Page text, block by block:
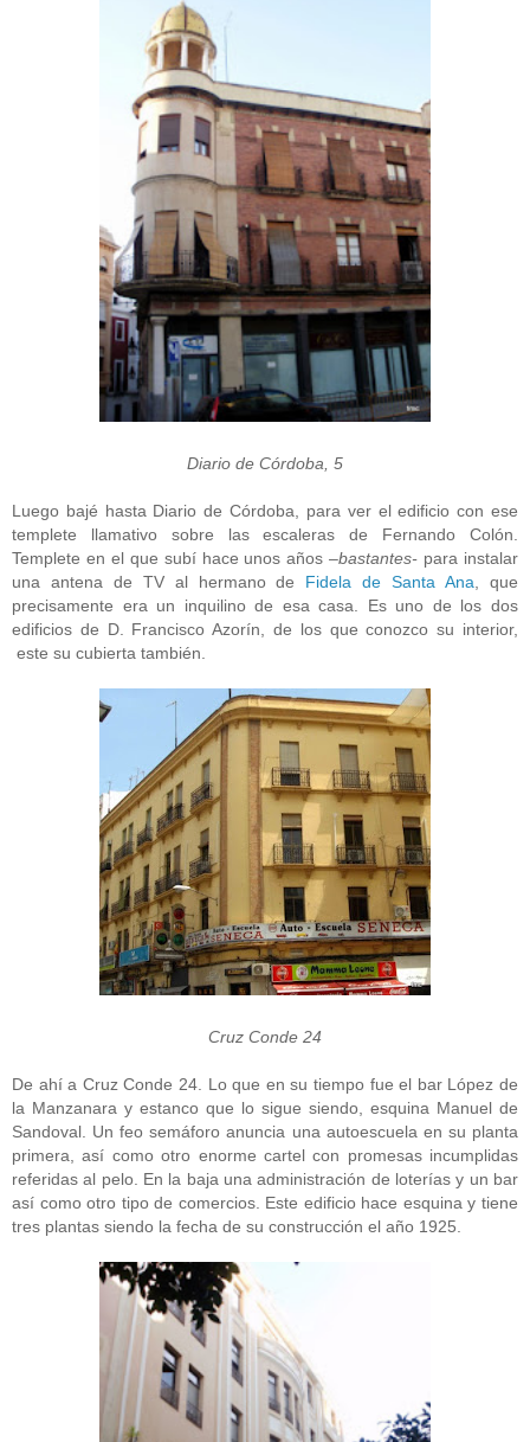
Diario de Córdoba, 5
Luego bajé hasta Diario de Córdoba, para ver el edificio con ese
templete llamativo sobre las escaleras de Fernando Colón.
Templete en el que subí hace unos años–bastantes- para instalar
una antena de TV al hermano de Fidela de Santa Ana , que
precisamente era un inquilino de esa casa. Es uno de los dos
edificios de D. Francisco Azorín, de los que conozco su interior,
este su cubierta también.
Cruz Conde 24
De ahí a Cruz Conde 24. Lo que en su tiempo fue el bar López de
la Manzanara y estanco que lo sigue siendo, esquina Manuel de
Sandoval. Un feo semáforo anuncia una autoescuela en su planta
primera, así como otro enorme cartel con promesas incumplidas
referidas al pelo. En la baja una administración de loterías y un bar
así como otro tipo de comercios. Este edificio hace esquina y tiene
tres plantas siendo la fecha de su construcción el año 1925.